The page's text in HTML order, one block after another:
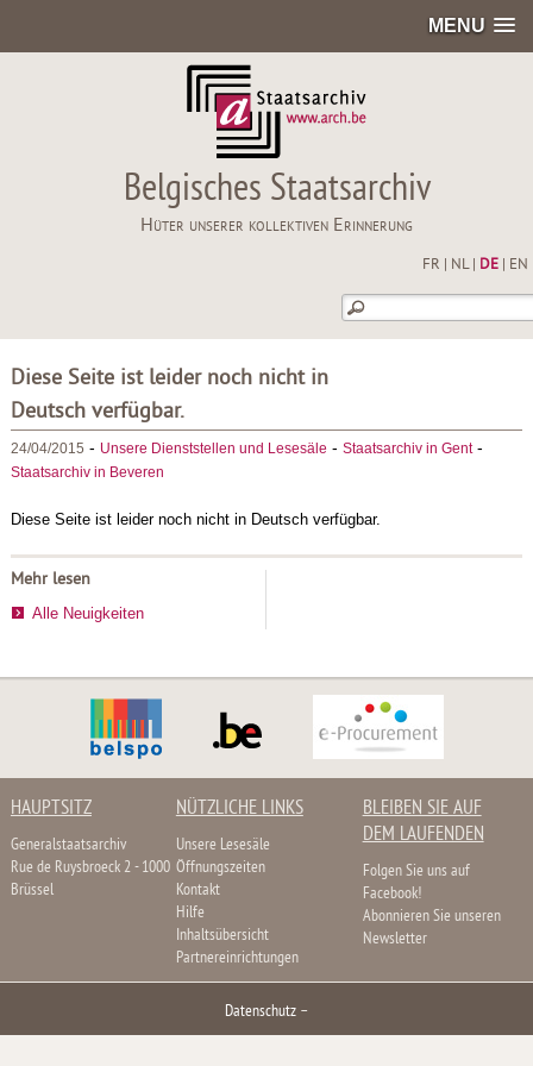
MENU
Belgisches Staatsarchiv
Hüter unserer kollektiven Erinnerung
FR NL| DE| EN
Diese Seite ist leider noch nicht in
Deutsch verfügbar.
24/04/2015 - Unsere Dienststellen und Lesesäle - Staatsarchiv in Gent-
Staatsarchiv in Beveren
Diese Seite ist leider noch nicht in Deutsch verfügbar.
Mehr lesen
Alle Neuigkeiten
HAUPTSITZ
Generalstaatsarchiv
Rue de Ruysbroeck 2 - 1000
Brüssel
NÜTZLICHE LINKS
Unsere Lesesäle
Öffnungszeiten
Kontakt
Hilfe
Inhaltsübersicht
Partnereinrichtungen
BLEIBEN SIE AUF
DEM LAUFENDEN
Folgen Sie uns auf
Facebook!
Abonnieren Sie unseren
Newsletter
Datenschutz –